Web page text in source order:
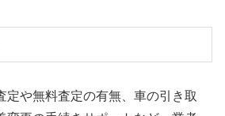
定や無料査定の有無、車の引き取